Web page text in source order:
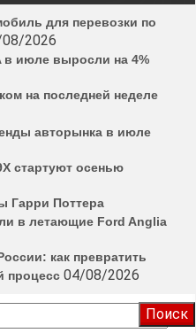
для перевозки по
2026
в июле выросли на 4%
на последней неделе
авторынка в июле
стартуют осенью
Гарри Поттера
в летающие Ford Anglia
как превратить
процесс 04/08/2026